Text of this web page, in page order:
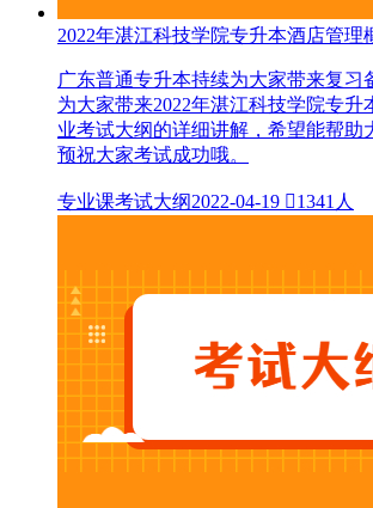
2022年湛江科技学院专升本酒店管理
广东普通专升本持续为大家带来复习
为大家带来2022年湛江科技学院专升
业考试大纲的详细讲解，希望能帮助
预祝大家考试成功哦。
专业课考试大纲2022-04-19 1341人